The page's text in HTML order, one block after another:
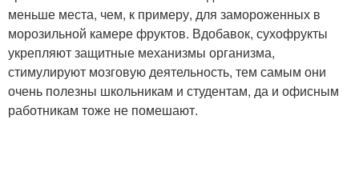
меньше места, чем, к примеру, для замороженных в
морозильной камере фруктов. Вдобавок, сухофрукты
укрепляют защитные механизмы организма,
стимулируют мозговую деятельность, тем самым они
очень полезны школьникам и студентам, да и офисным
работникам тоже не помешают.